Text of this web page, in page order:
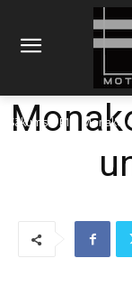
Sākums F1 Monako